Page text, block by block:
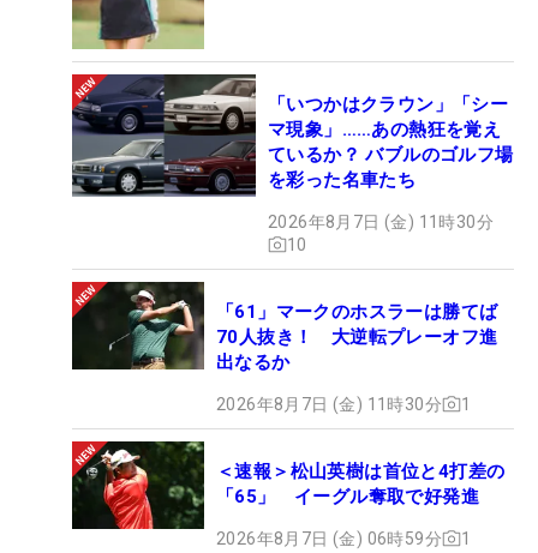
「いつかはクラウン」「シー
マ現象」……あの熱狂を覚え
ているか？ バブルのゴルフ場
を彩った名車たち
2026年8月7日 (金) 11時30分
10
「61」マークのホスラーは勝てば
70人抜き！ 大逆転プレーオフ進
出なるか
2026年8月7日 (金) 11時30分 1
＜速報＞松山英樹は首位と4打差の
「65」 イーグル奪取で好発進
2026年8月7日 (金) 06時59分 1